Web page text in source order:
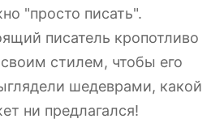
"просто писать".
писатель кропотливо
стилем, чтобы его
шедеврами, какой
ни предлагался!